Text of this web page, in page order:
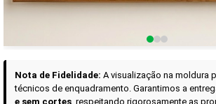
A seleção de obras-primas apresentadas em
Nota de Fidelidade: A visualização na moldura
técnicos de enquadramento. Garantimos a
e sem cortes, respeitando rigorosamente as